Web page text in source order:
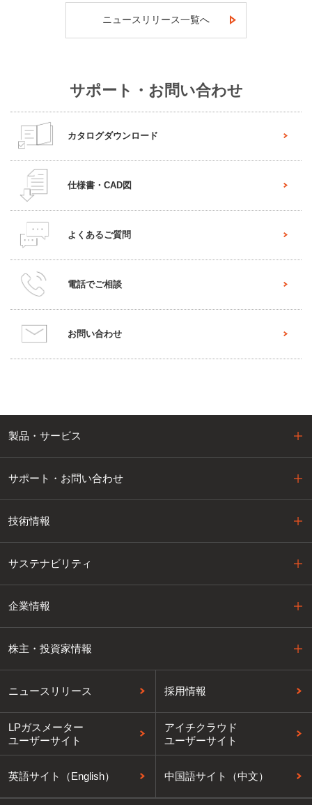
ニュースリリース一覧へ
サポート・お問い合わせ
カタログダウンロード
仕様書・CAD図
よくあるご質問
電話でご相談
お問い合わせ
製品・サービス
サポート・お問い合わせ
技術情報
サステナビリティ
企業情報
株主・投資家情報
ニュースリリース 採用情報
LPガスメーター
ユーザーサイト
アイチクラウド
ユーザーサイト
英語サイト（English） 中国語サイト（中文）